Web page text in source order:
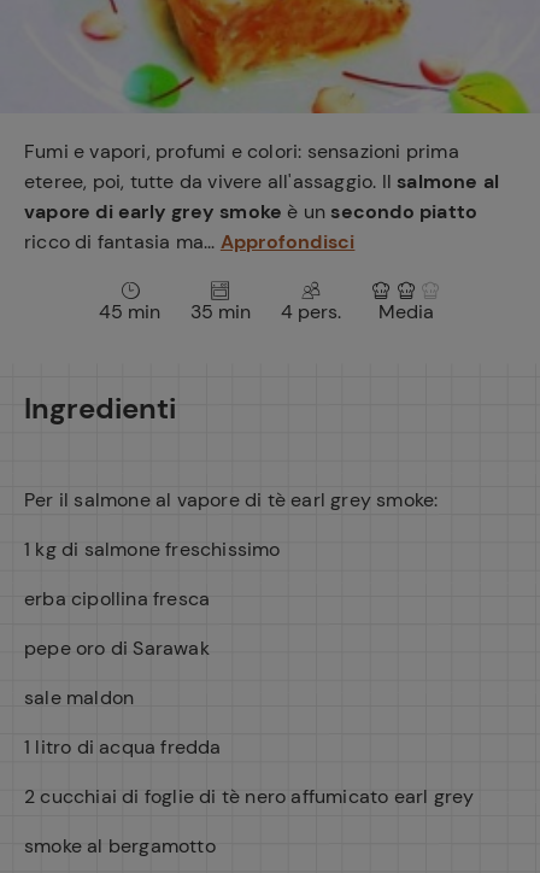
Fumi e vapori, profumi e colori: sensazioni prima
eteree, poi, tutte da vivere all'assaggio. Il salmone al
vapore di early grey smoke è un secondo piatto
ricco di fantasia ma... Approfondisci
45 min 35 min 4 pers. Media
Ingredienti
Per il salmone al vapore di tè earl grey smoke:
1 kg di salmone freschissimo
erba cipollina fresca
pepe oro di Sarawak
sale maldon
1 litro di acqua fredda
2 cucchiai di foglie di tè nero affumicato earl grey
smoke al bergamotto